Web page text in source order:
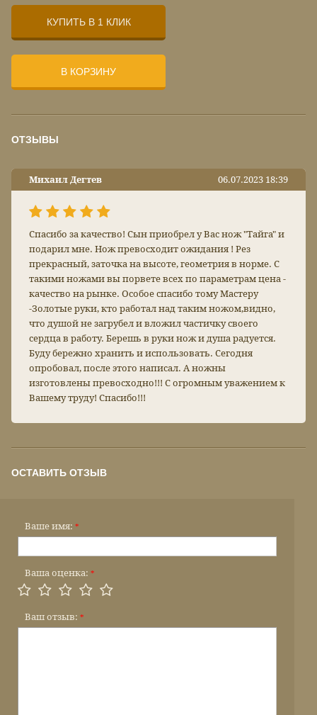
КУПИТЬ В 1 КЛИК
В КОРЗИНУ
ОТЗЫВЫ
Михаил Дегтев 06.07.2023 18:39
Спасибо за качество! Сын приобрел у Вас нож "Тайга" и
подарил мне. Нож превосходит ожидания ! Рез
прекрасный, заточка на высоте, геометрия в норме. С
такими ножами вы порвете всех по параметрам цена -
качество на рынке. Особое спасибо тому Мастеру
-Золотые руки, кто работал над таким ножом,видно,
что душой не загрубел и вложил частичку своего
сердца в работу. Берешь в руки нож и душа радуется.
Буду бережно хранить и использовать. Сегодня
опробовал, после этого написал. А ножны
изготовлены превосходно!!! С огромным уважением к
Вашему труду! Спасибо!!!
ОСТАВИТЬ ОТЗЫВ
Ваше имя: *
Ваша оценка: *
Ваш отзыв: *